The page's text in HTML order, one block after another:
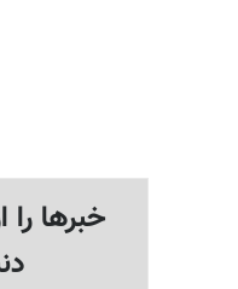
خبرها را